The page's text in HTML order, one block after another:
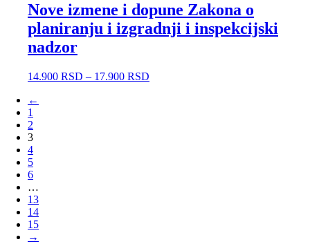
Nove izmene i dopune Zakona o
planiranju i izgradnji i inspekcijski
nadzor
14.900 RSD – 17.900 RSD
←
1
2
3
4
5
6
…
13
14
15
→